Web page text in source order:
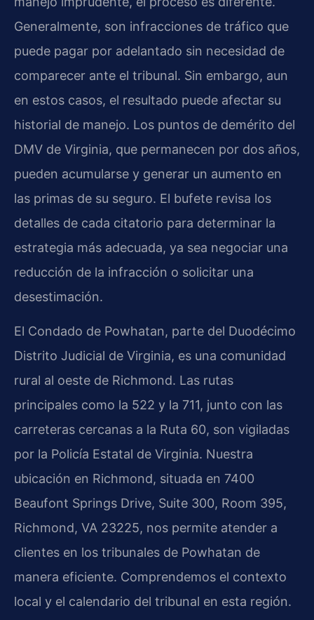
Generalmente, son infracciones de tráfico que
puede pagar por adelantado sin necesidad de
comparecer ante el tribunal. Sin embargo, aun
en estos casos, el resultado puede afectar su
historial de manejo. Los puntos de demérito del
DMV de Virginia, que permanecen por dos años,
pueden acumularse y generar un aumento en
las primas de su seguro. El bufete revisa los
detalles de cada citatorio para determinar la
estrategia más adecuada, ya sea negociar una
reducción de la infracción o solicitar una
desestimación.
El Condado de Powhatan, parte del Duodécimo
Distrito Judicial de Virginia, es una comunidad
rural al oeste de Richmond. Las rutas
principales como la 522 y la 711, junto con las
carreteras cercanas a la Ruta 60, son vigiladas
por la Policía Estatal de Virginia. Nuestra
ubicación en Richmond, situada en 7400
Beaufont Springs Drive, Suite 300, Room 395,
Richmond, VA 23225, nos permite atender a
clientes en los tribunales de Powhatan de
manera eficiente. Comprendemos el contexto
local y el calendario del tribunal en esta región.